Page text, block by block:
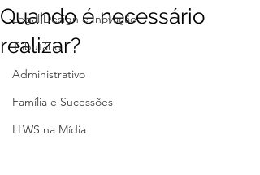
Legal Design e Inovação
Tributário
Administrativo
Família e Sucessões
LLWS na Mídia
Quando é necessário
realizar?